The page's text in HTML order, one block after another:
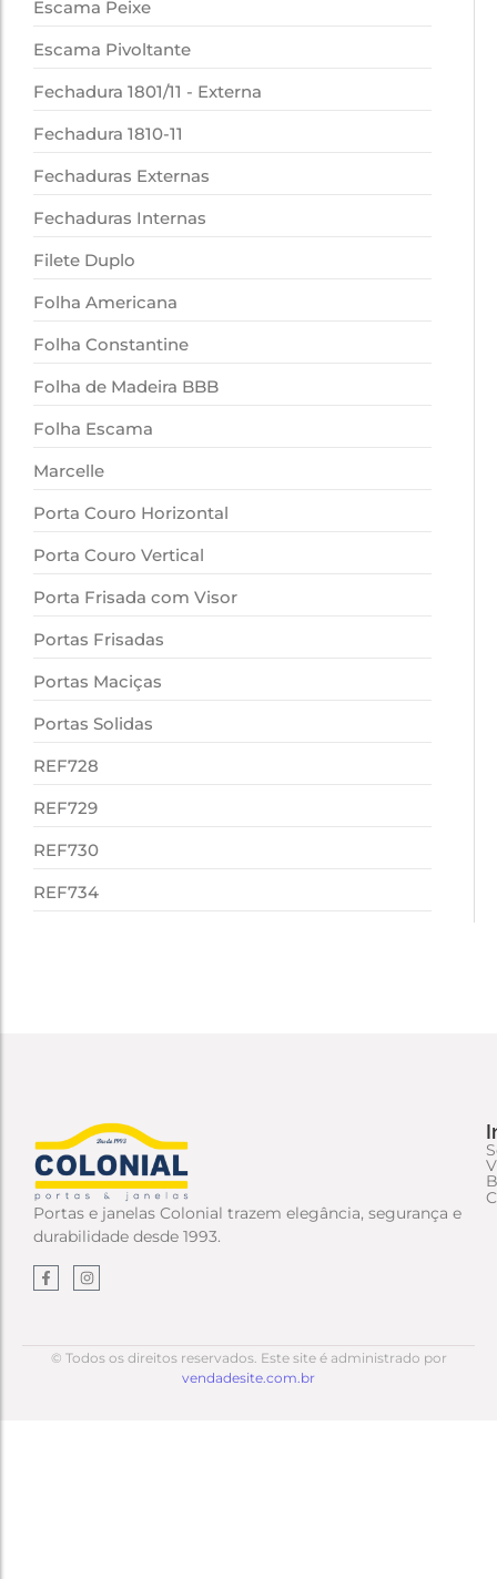
Escama Peixe
Escama Pivoltante
Fechadura 1801/11 - Externa
Fechadura 1810-11
Fechaduras Externas
Fechaduras Internas
Filete Duplo
Folha Americana
Folha Constantine
Folha de Madeira BBB
Folha Escama
Marcelle
Porta Couro Horizontal
Porta Couro Vertical
Porta Frisada com Visor
Portas Frisadas
Portas Maciças
Portas Solidas
REF728
REF729
REF730
REF734
Portas e janelas Colonial trazem elegância, segurança e
durabilidade desde 1993.
© Todos os direitos reservados. Este site é administrado por
vendadesite.com.br